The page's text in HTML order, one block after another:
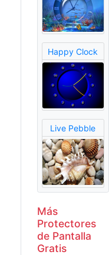
Happy Clock
Live Pebble
Más
Protectores
de Pantalla
Gratis